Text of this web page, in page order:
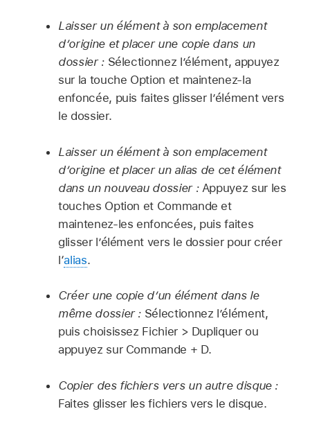
Laisser un élément à son emplacement
d’origine et placer une copie dans un
dossier :Sélectionnez l’élément, appuyez
sur la touche Option et maintenez-la
enfoncée, puis faites glisser l’élément vers
le dossier.
Laisser un élément à son emplacement
d’origine et placer un alias de cet élément
dans un nouveau dossier :Appuyez sur les
touches Option et Commande et
maintenez-les enfoncées, puis faites
glisser l’élément vers le dossier pour créer
l‘alias.
Créer une copie d’un élément dans le
même dossier : Sélectionnez l’élément,
puis choisissez Fichier > Dupliquer ou
appuyez sur Commande + D.
Copier des fichiers vers un autre disque :
Faites glisser les fichiers vers le disque.